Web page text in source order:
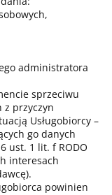
administratora
sprzeciwu
z przyczyn
Usługobiorcy –
go danych
ust. 1 lit. f RODO
interesach
powinien